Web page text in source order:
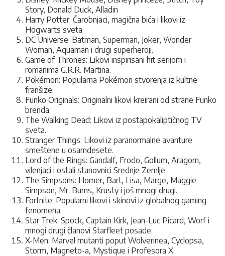
Story, Donald Duck, Alladin
Harry Potter: Čarobnjaci, magična bića i likovi iz
Hogwarts sveta.
DC Universe: Batman, Superman, Joker, Wonder
Woman, Aquaman i drugi superheroji.
Game of Thrones: Likovi inspirisani hit serijom i
romanima G.R.R. Martina.
Pokémon: Popularna Pokémon stvorenja iz kultne
franšize.
Funko Originals: Originalni likovi kreirani od strane Funko
brenda.
The Walking Dead: Likovi iz postapokaliptičnog TV
sveta.
Stranger Things: Likovi iz paranormalne avanture
smeštene u osamdesete.
Lord of the Rings: Gandalf, Frodo, Gollum, Aragorn,
vilenjaci i ostali stanovnici Srednje Zemlje.
The Simpsons: Homer, Bart, Lisa, Marge, Maggie
Simpson, Mr. Burns, Krusty i još mnogi drugi.
Fortnite: Popularni likovi i skinovi iz globalnog gaming
fenomena.
Star Trek: Spock, Captain Kirk, Jean-Luc Picard, Worf i
mnogi drugi članovi Starfleet posade.
X-Men: Marvel mutanti poput Wolverinea, Cyclopsa,
Storm, Magneto-a, Mystique i Profesora X.